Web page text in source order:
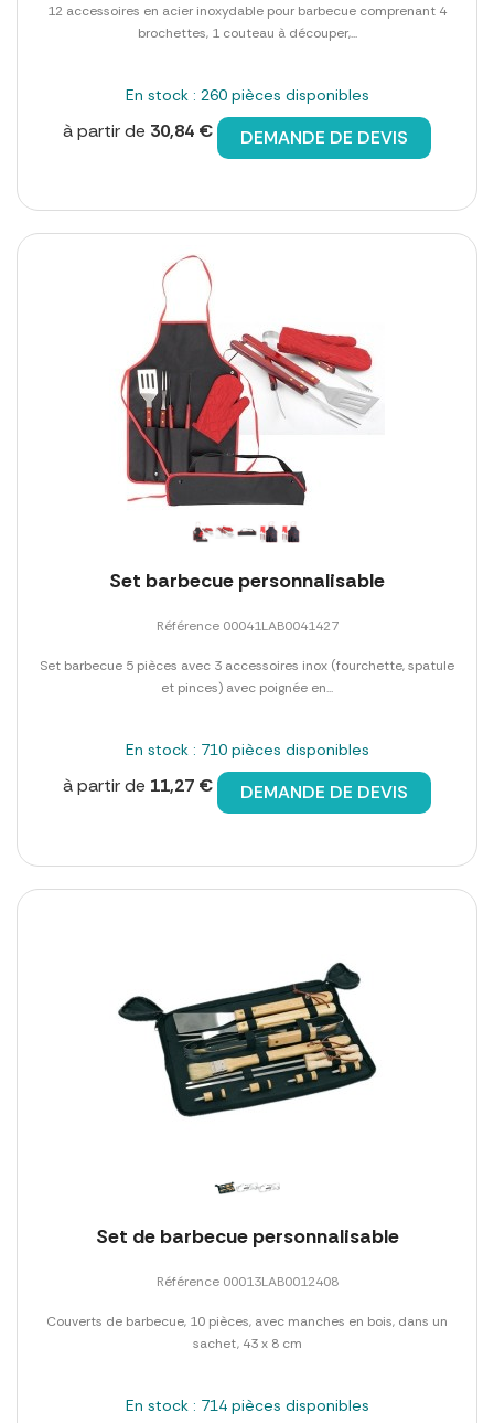
12 accessoires en acier inoxydable pour barbecue comprenant 4
brochettes, 1 couteau à découper,...
En stock : 260 pièces disponibles
à partir de 30,84 € DEMANDE DE DEVIS
Set barbecue personnalisable
Référence 00041LAB0041427
Set barbecue 5 pièces avec 3 accessoires inox (fourchette, spatule
et pinces) avec poignée en...
En stock : 710 pièces disponibles
à partir de 11,27 € DEMANDE DE DEVIS
Set de barbecue personnalisable
Référence 00013LAB0012408
Couverts de barbecue, 10 pièces, avec manches en bois, dans un
sachet, 43 x 8 cm
En stock : 714 pièces disponibles